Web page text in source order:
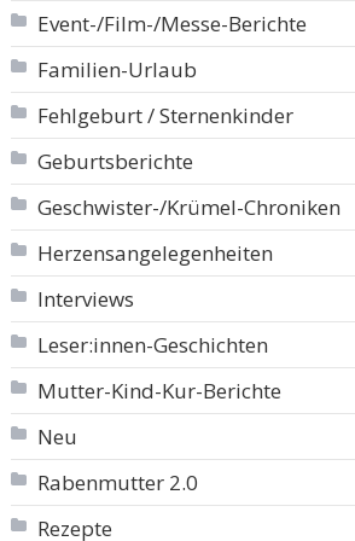
Event-/Film-/Messe-Berichte
Familien-Urlaub
Fehlgeburt / Sternenkinder
Geburtsberichte
Geschwister-/Krümel-Chroniken
Herzensangelegenheiten
Interviews
Leser:innen-Geschichten
Mutter-Kind-Kur-Berichte
Neu
Rabenmutter 2.0
Rezepte